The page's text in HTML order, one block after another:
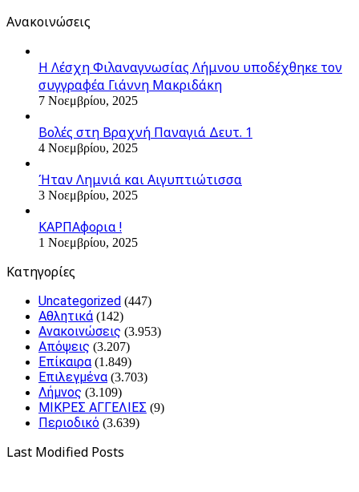
Ανακοινώσεις
Η Λέσχη Φιλαναγνωσίας Λήμνου υποδέχθηκε τον
συγγραφέα Γιάννη Μακριδάκη
7 Νοεμβρίου, 2025
Βολές στη Βραχνή Παναγιά Δευτ. 1
4 Νοεμβρίου, 2025
Ήταν Λημνιά και Αιγυπτιώτισσα
3 Νοεμβρίου, 2025
ΚΑΡΠΑφορια !
1 Νοεμβρίου, 2025
Kατηγορίες
Uncategorized (447)
Αθλητικά (142)
Ανακοινώσεις (3.953)
Απόψεις (3.207)
Επίκαιρα (1.849)
Επιλεγμένα (3.703)
Λήμνος (3.109)
ΜΙΚΡΕΣ ΑΓΓΕΛΙΕΣ (9)
Περιοδικό (3.639)
Last Modified Posts